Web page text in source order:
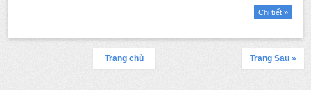
Chi tiết »
Trang Sau »
Trang chủ